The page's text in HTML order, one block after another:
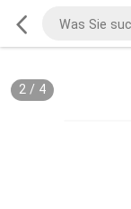
2/ 4